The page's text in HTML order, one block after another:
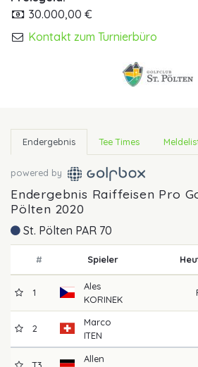
30.000,00 €
Kontakt zum Turnierbüro
Endergebnis Tee Times
powered by
Endergebnis Raiffeisen Pro
Pölten 2020
St. Pölten PAR 70
# Spieler
1
Ales
KORINEK
2
Marco
ITEN
Allen